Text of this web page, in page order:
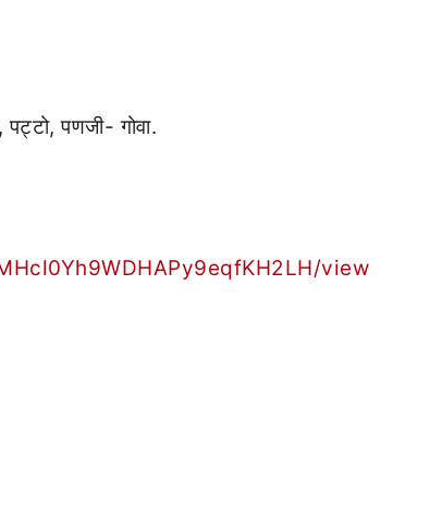
पट्टो, पणजी- गोवा.
view